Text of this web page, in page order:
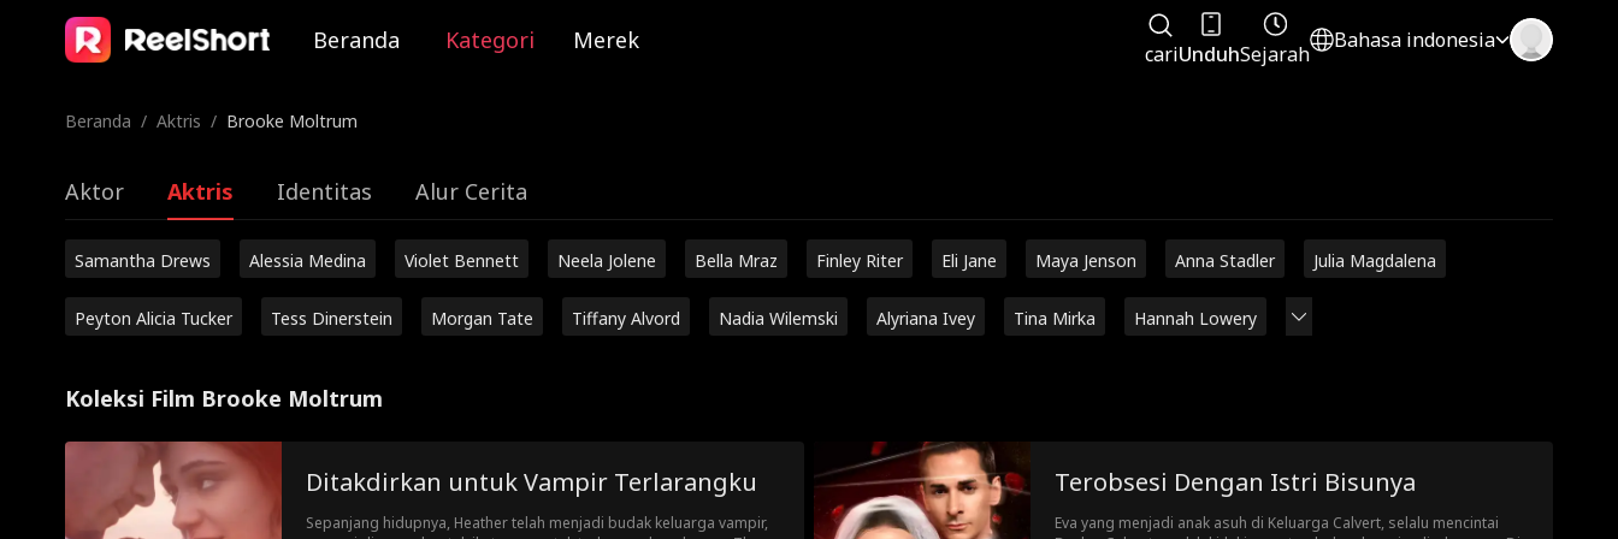
Beranda Kategori Merek cariUnduhSejarah
Bahasa indonesia
Beranda / Aktris / Brooke Moltrum
Aktor Aktris Identitas Alur Cerita
Samantha Drews Alessia Medina Violet Bennett Neela Jolene Bella Mraz Finley Riter Eli Jane Maya Jenson Anna Stadler Julia Magdalena
Peyton Alicia Tucker Tess Dinerstein Morgan Tate Tiffany Alvord Nadia Wilemski Alyriana Ivey Tina Mirka Hannah Lowery
Koleksi Film Brooke Moltrum
Ditakdirkan untuk Vampir Terlarangku
Sepanjang hidupnya, Heather telah menjadi budak keluarga vampir,
Terobsesi Dengan Istri Bisunya
Eva yang menjadi anak asuh di Keluarga Calvert, selalu mencintai